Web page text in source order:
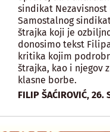
sindikat
Samostalnog
štrajka koji je
donosimo tekst
kritika kojim
štrajka, kao i njegov
klasne borbe.
FILIP ŠAĆIROVIĆ, 26.